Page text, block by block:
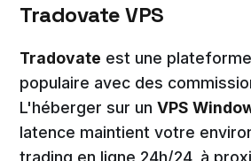
Tradovate VPS
Tradovate est une
populaire avec des
L'héberger sur un VPS
latence maintient votre
trading en ligne 24h/24, à